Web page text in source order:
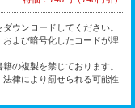
ウンロードしてください。
よび暗号化したコードが埋
の複製を禁じております。
律により罰せられる可能性